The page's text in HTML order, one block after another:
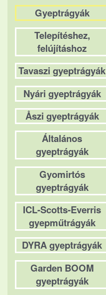
Gyeptrágyák
Telepítéshez,
felújításhoz
Tavaszi gyeptrágyák
Nyári gyeptrágyák
Åszi gyeptrágyák
Általános
gyeptrágyák
Gyomirtós
gyeptrágyák
ICL-Scotts-Everris
gyepműtrágyák
DYRA gyeptrágyák
Garden BOOM
gyeptrágyák